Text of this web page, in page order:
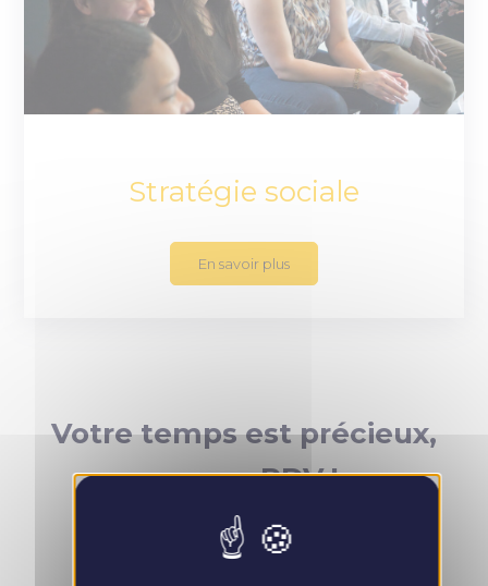
Stratégie sociale
En savoir plus
Votre temps est précieux,
prenez RDV !